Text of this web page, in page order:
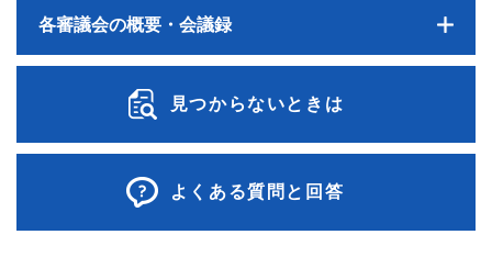
各審議会の概要・会議録
見つからないときは
よくある質問と回答